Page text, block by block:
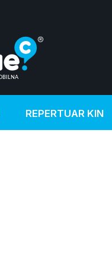
REPERTUAR KIN